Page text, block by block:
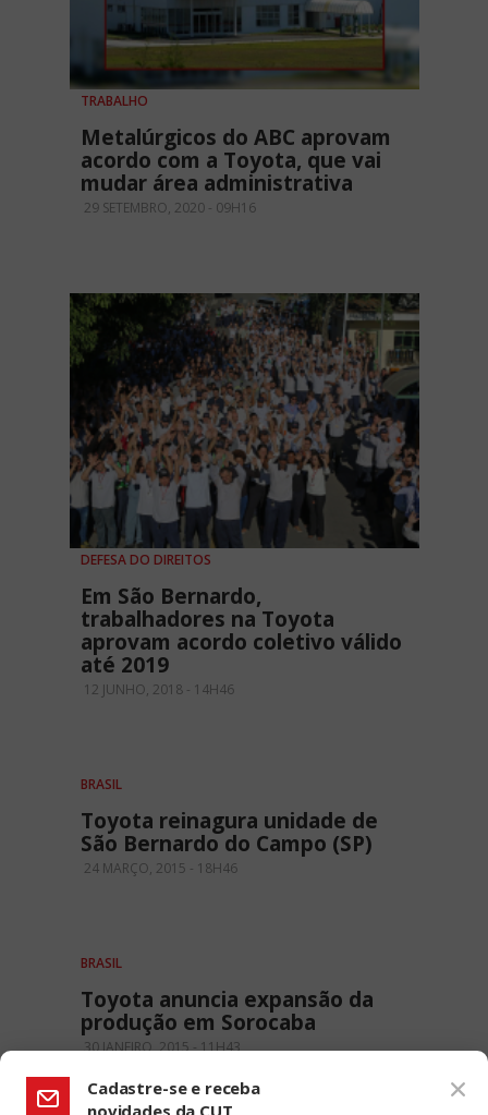
TRABALHO
Metalúrgicos do ABC aprovam
acordo com a Toyota, que vai
mudar área administrativa
29 SETEMBRO, 2020 - 09H16
DEFESA DO DIREITOS
Em São Bernardo,
trabalhadores na Toyota
aprovam acordo coletivo válido
até 2019
12 JUNHO, 2018 - 14H46
BRASIL
Toyota reinagura unidade de
São Bernardo do Campo (SP)
24 MARÇO, 2015 - 18H46
BRASIL
Toyota anuncia expansão da
produção em Sorocaba
30 JANEIRO, 2015 - 11H43
Cadastre-se e receba
novidades da CUT